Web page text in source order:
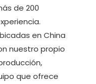
de 200
en China
nuestro propio
que ofrece